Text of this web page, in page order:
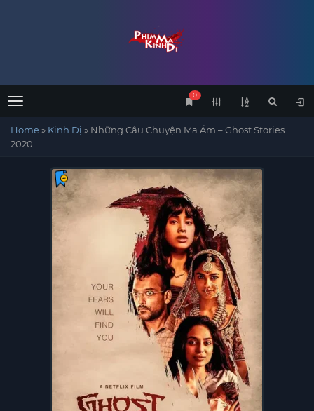
Menu
0
Home» Kinh Dị » Những Câu Chuyện Ma Ám – Ghost Stories
2020